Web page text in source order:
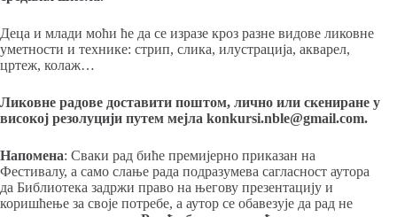
Деца и млади моћи ће да се изразе кроз разне видове ликовне
уметности и технике: стрип, слика, илустрација, акварел,
цртеж, колаж…
Ликовне радове доставити поштом, лично или скениране у
високој резолуцији путем мејла konkursi.nble@gmail.com.
Напомена: Сваки рад биће премијерно приказан на
Фестивалу, а само слање рада подразумева сагласност аутора
да Библиотека задржи право на његову презентацију и
коришћење за своје потребе, а аутор се обавезује да рад не